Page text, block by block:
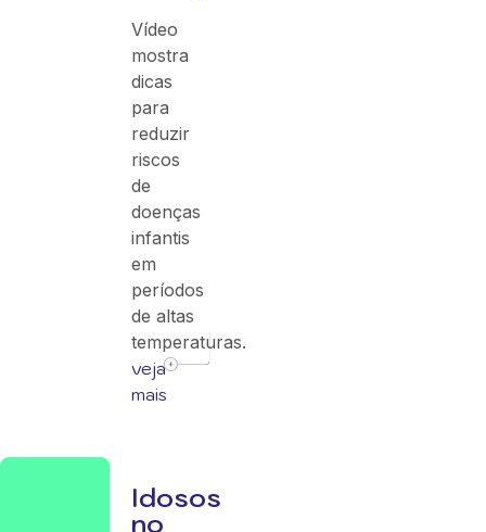
Vídeo
mostra
dicas
para
reduzir
riscos
de
doenças
infantis
em
períodos
de altas
temperaturas.
veja
mais
Idosos
no